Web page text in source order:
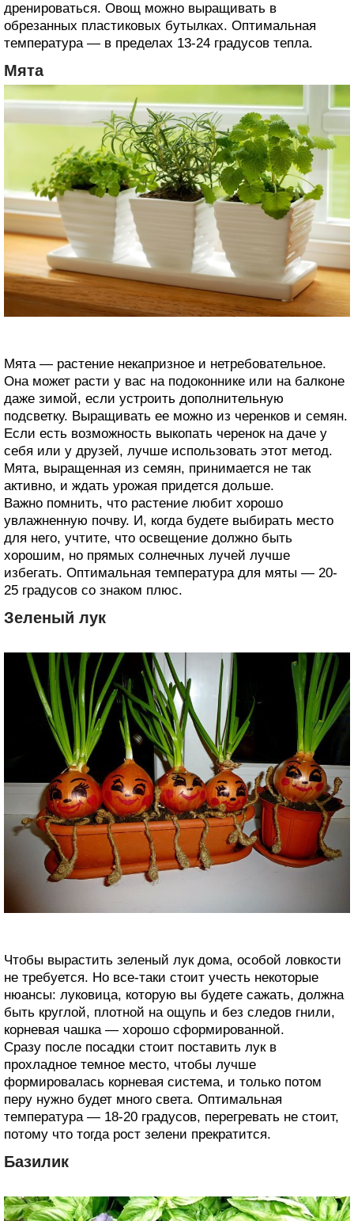
дренироваться. Овощ можно выращивать в
обрезанных пластиковых бутылках. Оптимальная
температура — в пределах 13-24 градусов тепла.
Мята
Мята — растение некапризное и нетребовательное.
Она может расти у вас на подоконнике или на балконе
даже зимой, если устроить дополнительную
подсветку. Выращивать ее можно из черенков и семян.
Если есть возможность выкопать черенок на даче у
себя или у друзей, лучше использовать этот метод.
Мята, выращенная из семян, принимается не так
активно, и ждать урожая придется дольше.
Важно помнить, что растение любит хорошо
увлажненную почву. И, когда будете выбирать место
для него, учтите, что освещение должно быть
хорошим, но прямых солнечных лучей лучше
избегать. Оптимальная температура для мяты — 20-
25 градусов со знаком плюс.
Зеленый лук
Чтобы вырастить зеленый лук дома, особой ловкости
не требуется. Но все-таки стоит учесть некоторые
нюансы: луковица, которую вы будете сажать, должна
быть круглой, плотной на ощупь и без следов гнили,
корневая чашка — хорошо сформированной.
Сразу после посадки стоит поставить лук в
прохладное темное место, чтобы лучше
формировалась корневая система, и только потом
перу нужно будет много света. Оптимальная
температура — 18-20 градусов, перегревать не стоит,
потому что тогда рост зелени прекратится.
Базилик